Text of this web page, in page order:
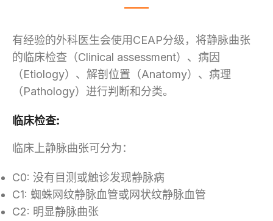
有经验的外科医生会使用CEAP分级，将静脉曲张
的临床检查（Clinical assessment）、病因
（Etiology）、解剖位置（Anatomy）、病理
（Pathology）进行判断和分类。
临床检查:
临床上静脉曲张可分为：
C0: 没有目测或触诊发现静脉病
C1: 蜘蛛网纹静脉血管或网状纹静脉血管
C2: 明显静脉曲张